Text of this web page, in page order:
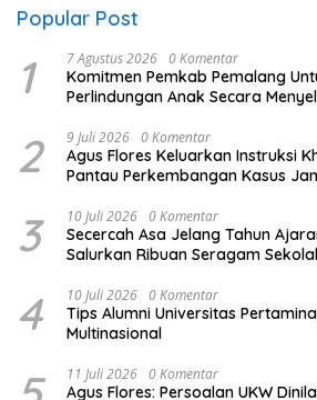
Popular Post
1 7 Agustus 2026 0 Komentar
Komitmen Pemkab Pemalang
Perlindungan Anak Secara
2 9 Juli 2026 0 Komentar
Agus Flores Keluarkan Instruksi
Pantau Perkembangan Kasus
3 10 Juli 2026 0 Komentar
Secercah Asa Jelang Tahun
Salurkan Ribuan Seragam
4 10 Juli 2026 0 Komentar
Tips Alumni Universitas
Multinasional
11 Juli 2026 0 Komentar
Agus Flores: Persoalan UKW